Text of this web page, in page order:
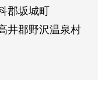
郡坂城町
井郡野沢温泉村